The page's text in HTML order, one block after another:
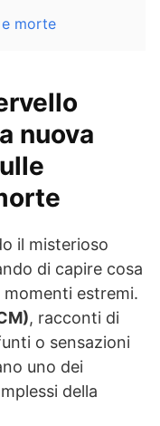
morte
nuova
il misterioso
di capire cosa
momenti estremi.
, racconti di
o sensazioni
uno dei
della